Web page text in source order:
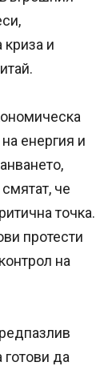
криза и
енергия и
че
точка.
протести
на
готови да